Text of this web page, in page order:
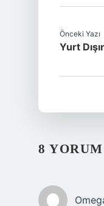
Önceki Yazı
Yurt
8 YORUM